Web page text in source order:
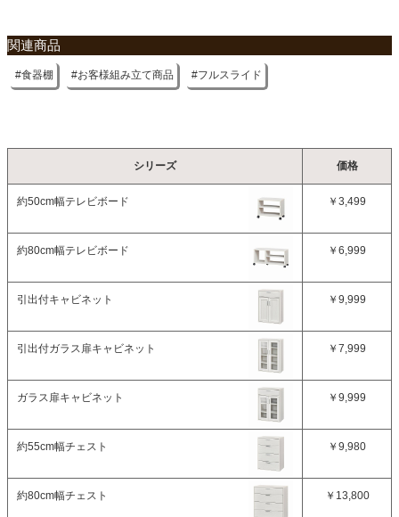
関連商品
食器棚 お客様組み立て商品 フルスライド
シリーズ 価格
約50cm幅テレビボード ￥3,499
約80cm幅テレビボード ￥6,999
引出付キャビネット ￥9,999
引出付ガラス扉キャビネット ￥7,999
ガラス扉キャビネット ￥9,999
約55cm幅チェスト ￥9,980
約80cm幅チェスト ￥13,800